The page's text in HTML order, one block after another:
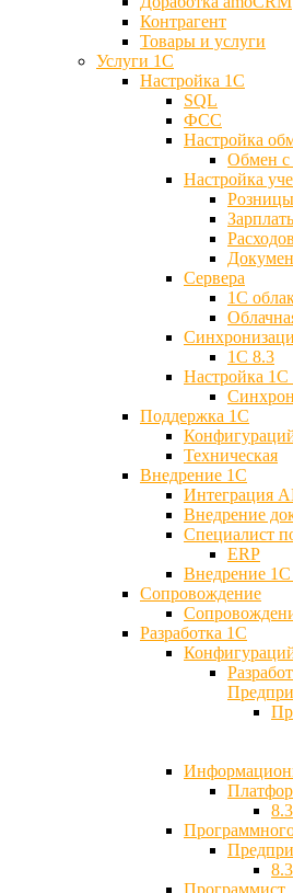
Контрагент
Товары и услуги
Услуги 1С
Настройка 1С
SQL
ФСС
Настройка
Обмен
Настройка
Розницы
Расходов
Сервера
1С
1С 8.3
Настройка
Поддержка 1С
Техническая
Внедрение 1С
Интеграция
Внедрение
Специалист
ERP
Внедрение 1С
Cопровождение
Разработка 1C
8.3
8.3
Программист